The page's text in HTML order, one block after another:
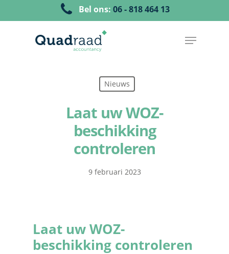
Bel ons: 06 - 818 464 13
Nieuws
Laat uw WOZ-
beschikking
controleren
9 februari 2023
Laat uw WOZ-
beschikking controleren